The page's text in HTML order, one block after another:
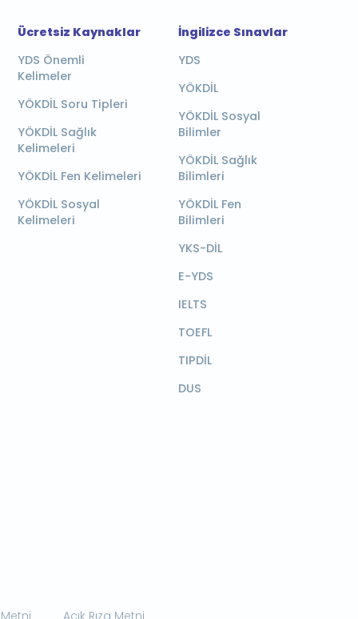
Ücretsiz Kaynaklar
YDS Önemli
Kelimeler
YÖKDİL Soru Tipleri
YÖKDİL Sağlık
Kelimeleri
YÖKDİL Fen Kelimeleri
YÖKDİL Sosyal
Kelimeleri
İngilizce Sınavlar
YDS
YÖKDİL
YÖKDİL Sosyal
Bilimler
YÖKDİL Sağlık
Bilimleri
YÖKDİL Fen
Bilimleri
YKS-DİL
E-YDS
IELTS
TOEFL
TIPDİL
DUS
Açık Rıza Metni